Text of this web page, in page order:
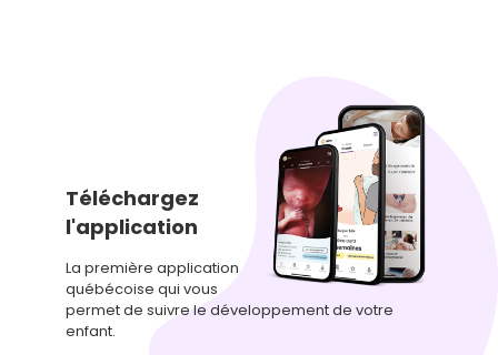
Téléchargez
l'application
La première application
québécoise qui vous
permet de suivre le développement de votre
enfant.